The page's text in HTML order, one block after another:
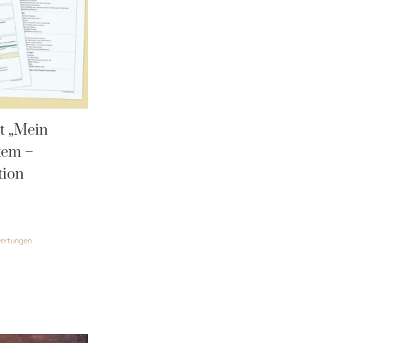
„Mein
–